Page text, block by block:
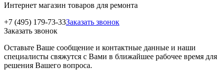
Интернет магазин товаров для ремонта
+7 (495) 179-73-33Заказать звонок
Заказать звонок
Оставьте Ваше сообщение и контактные данные и наши
специалисты свяжутся с Вами в ближайшее рабочее время для
решения Вашего вопроса.